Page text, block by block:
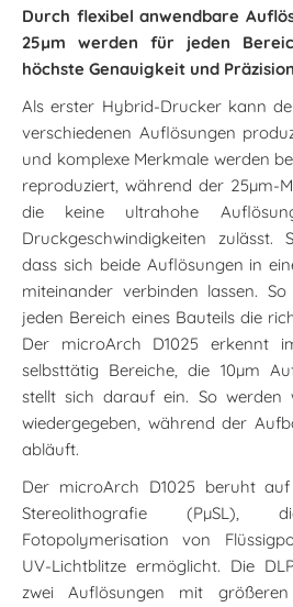
Durch flexibel anwendbare
25µm werden für jeden
höchste Genauigkeit und
Als erster Hybrid-Drucker kann
verschiedenen Auflösungen
und komplexe Merkmale werden
reproduziert, während der 25µm-
die keine ultrahohe
Druckgeschwindigkeiten zulässt.
dass sich beide Auflösungen in
miteinander verbinden lassen.
jeden Bereich eines Bauteils die
Der microArch D1025 erkennt
selbsttätig Bereiche, die 10µm
stellt sich darauf ein. So werden
wiedergegeben, während der
abläuft.
Der microArch D1025 beruht
Stereolithografie (PµSL),
Fotopolymerisation von
UV-Lichtblitze ermöglicht. Die
zwei Auflösungen mit